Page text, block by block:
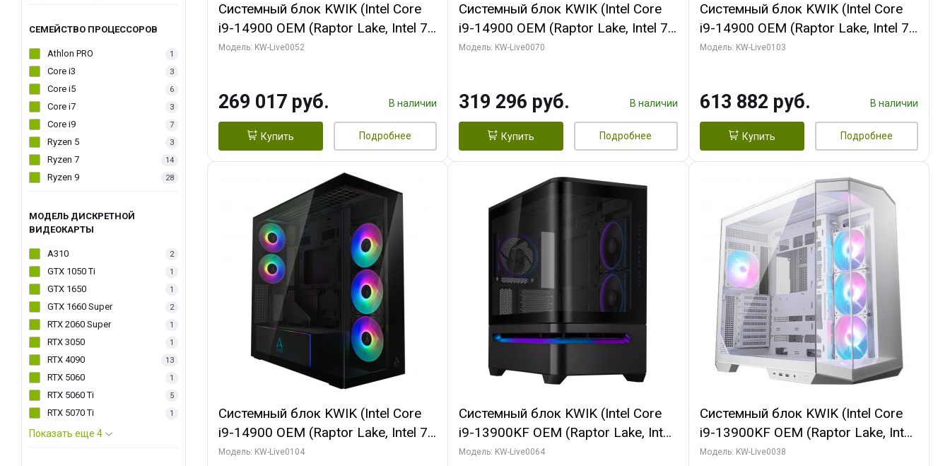
СЕМЕЙСТВО ПРОЦЕССОРОВ
Athlon PRO 1
Core i3 3
Core i5 6
Core i7 3
Core i9 7
Ryzen 5 3
Ryzen 7 14
Ryzen 9 28
МОДЕЛЬ ДИСКРЕТНОЙ
ВИДЕОКАРТЫ
A310 2
GTX 1050 Ti 1
GTX 1650 1
GTX 1660 Super 2
RTX 2060 Super 1
RTX 3050 1
RTX 4090 13
RTX 5060 1
RTX 5060 Ti 5
RTX 5070 Ti 1
Показать еще 4
Системный блок KWIK (Intel Core
i9-14900 OEM (Raptor Lake, Intel 7,
C24 16EC/8PC// 64 ГБ ОЗУ (2
256bit 3xDP HD/ 512 ГБ SSD)
Модель: KW-Live0052
269 017 руб. В наличии
Купить Подробнее
Системный блок KWIK (Intel Core
i9-14900 OEM (Raptor Lake, Intel 7,
C24 16EC/8PC// 64 ГБ ОЗУ (2
GDDR7 256bit/ 960 ГБ SSD)
Модель: KW-Live0070
319 296 руб. В наличии
Купить Подробнее
Системный блок KWIK (Intel Core
i9-14900 OEM (Raptor Lake, Intel 7,
C24 16EC/8PC// 64 ГБ ОЗУ (2
Turbo/ 960 ГБ SSD)
Модель: KW-Live0103
613 882 руб. В наличии
Купить Подробнее
Системный блок KWIK (Intel Core
i9-14900 OEM (Raptor Lake, Intel 7,
C24 16EC/8PC// 64 ГБ ОЗУ (2
Модель: KW-Live0104
Системный блок KWIK (Intel Core
i9-13900KF OEM (Raptor Lake, Intel
7, C24 16EC/8P/ 64 ГБ ОЗУ (2
Модель: KW-Live0064
Системный блок KWIK (Intel Core
i9-13900KF OEM (Raptor Lake, Intel
7, C24 16EC/8P/ 32 ГБ ОЗУ (2
Модель: KW-Live0038